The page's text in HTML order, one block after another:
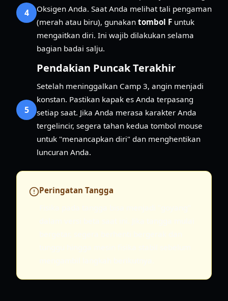
4
Oksigen Anda. Saat Anda melihat tali pengaman
(merah atau biru), gunakan tombol F untuk
mengaitkan diri. Ini wajib dilakukan selama
bagian badai salju.
5
Pendakian Puncak Terakhir
Setelah meninggalkan Camp 3, angin menjadi
konstan. Pastikan kapak es Anda terpasang
setiap saat. Jika Anda merasa karakter Anda
tergelincir, segera tahan kedua tombol mouse
untuk "menancapkan diri" dan menghentikan
luncuran Anda.
Peringatan Tangga